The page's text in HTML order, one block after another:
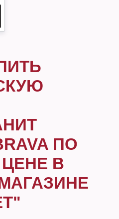
ПО
В